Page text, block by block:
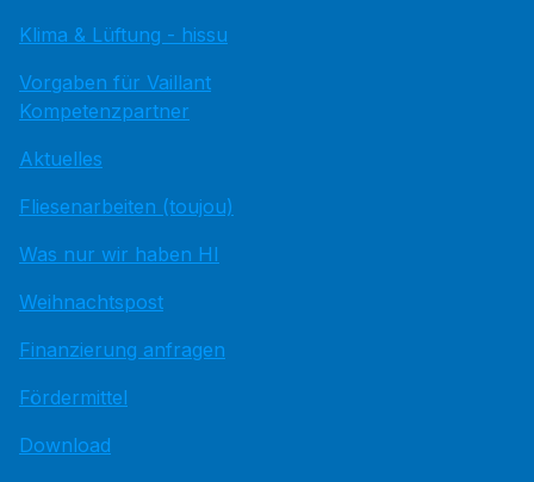
Klima & Lüftung - hissu
Vorgaben für Vaillant
Kompetenzpartner
Aktuelles
Fliesenarbeiten (toujou)
Was nur wir haben HI
Weihnachtspost
Finanzierung anfragen
Fördermittel
Download